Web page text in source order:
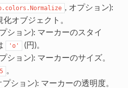
, オプション):
オブジェクト。
ション): マーカーのスタイ
'o' (円)。
ション): マーカーのサイズ。
。
プション): マーカーの透明度。